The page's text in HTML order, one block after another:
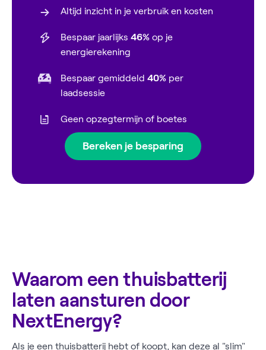
Altijd inzicht in je verbruik en kosten
Bespaar jaarlijks46% op je
energierekening
Bespaar gemiddeld40% per
laadsessie
Geen opzegtermijn of boetes
Bereken je besparing
Waarom een thuisbatterij
laten aansturen door
NextEnergy?
Als je een thuisbatterij hebt of koopt, kan deze al "slim"